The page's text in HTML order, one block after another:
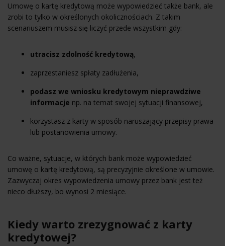
Umowę o kartę kredytową może wypowiedzieć także bank, ale
zrobi to tylko w określonych okolicznościach. Z takim
scenariuszem musisz się liczyć przede wszystkim gdy:
utracisz zdolność kredytową,
zaprzestaniesz spłaty zadłużenia,
podasz we wniosku kredytowym nieprawdziwe
informacje np. na temat swojej sytuacji finansowej,
korzystasz z karty w sposób naruszający przepisy prawa
lub postanowienia umowy.
Co ważne, sytuacje, w których bank może wypowiedzieć
umowę o kartę kredytową, są precyzyjnie określone w umowie.
Zazwyczaj okres wypowiedzenia umowy przez bank jest też
nieco dłuższy, bo wynosi 2 miesiące.
Kiedy warto zrezygnować z karty
kredytowej?